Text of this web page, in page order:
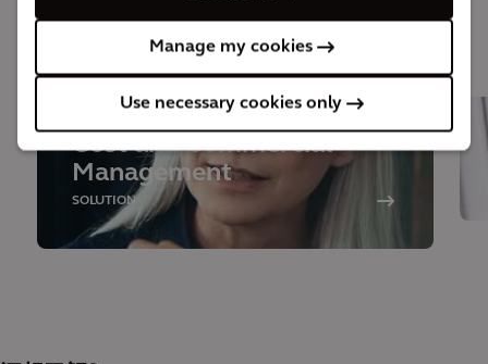
Manage my cookies
Use necessary cookies only
解决方案所涉专业
Cost and Commercial
Management
SOLUTION